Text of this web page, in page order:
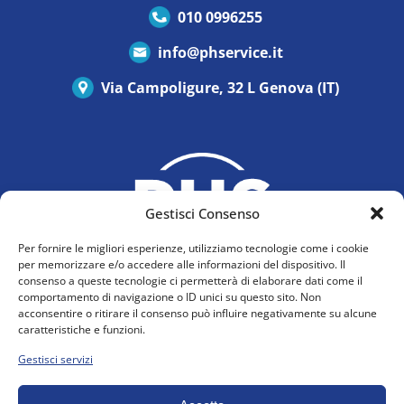
Gestisci Consenso
Per fornire le migliori esperienze, utilizziamo tecnologie come i cookie
per memorizzare e/o accedere alle informazioni del dispositivo. Il
consenso a queste tecnologie ci permetterà di elaborare dati come il
comportamento di navigazione o ID unici su questo sito. Non
acconsentire o ritirare il consenso può influire negativamente su alcune
caratteristiche e funzioni.
Gestisci servizi
010 0996255
info@phservice.it
Via Campoligure, 32 L Genova (IT)
Privacy Policy